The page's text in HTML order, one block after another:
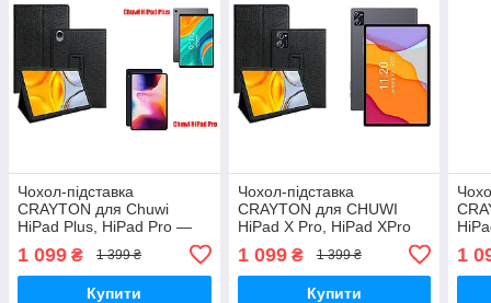
Чохол-підставка
CRAYTON для Chuwi
HiPad Plus, HiPad Pro —
збирання, колір Крокодил
1 099 ₴ 1 399 ₴
Купити
Чохол-підставка
CRAYTON для CHUWI
HiPad X Pro, HiPad XPro
(2022) — стиль, захист і
ручне збирання, колір
Крокодил
1 099₴ 1 399 ₴
Купити
1